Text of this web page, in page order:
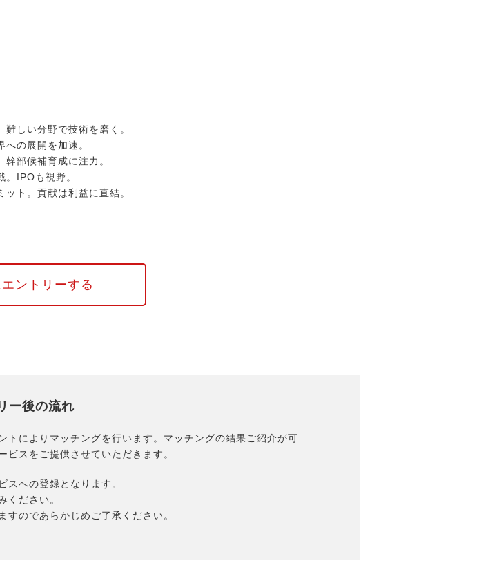
しい分野で技術を磨く。
の展開を加速。
部候補育成に注力。
IPOも視野。
ト。貢献は利益に直結。
ントリーする
ー後の流れ
によりマッチングを行います。マッチングの結果ご紹介が可
スをご提供させていただきます。
への登録となります。
ください。
のであらかじめご了承ください。